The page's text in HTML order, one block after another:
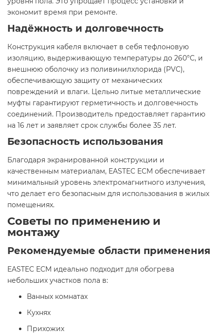
экономит время при ремонте.​
Надёжность и долговечность
Конструкция кабеля включает в себя тефлоновую
изоляцию, выдерживающую температуры до 260°C, и
внешнюю оболочку из поливинилхлорида (PVC),
обеспечивающую защиту от механических
повреждений и влаги. Цельно литые металлические
муфты гарантируют герметичность и долговечность
соединений. Производитель предоставляет гарантию
на 16 лет и заявляет срок службы более 35 лет.​
Безопасность использования
Благодаря экранированной конструкции и
качественным материалам, EASTEC ECM обеспечивает
минимальный уровень электромагнитного излучения,
что делает его безопасным для использования в жилых
помещениях.​
Советы по применению и
монтажу
Рекомендуемые области применения
EASTEC ECM идеально подходит для обогрева
небольших участков пола в:​
Ванных комнатах
Кухнях
Прихожих